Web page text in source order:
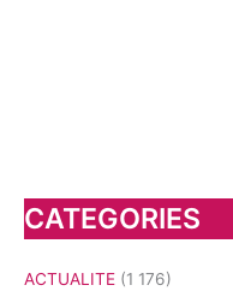
CATEGORIES
ACTUALITE (1 176)